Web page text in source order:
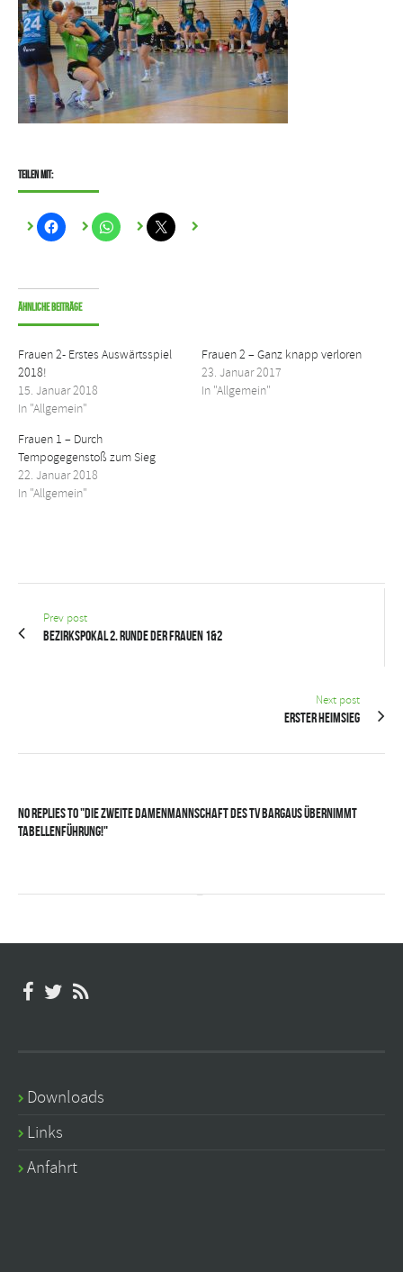
Teilen mit:
Ähnliche Beiträge
Frauen 2- Erstes Auswärtsspiel
2018!
15. Januar 2018
In "Allgemein"
Frauen 2 – Ganz knapp verloren
23. Januar 2017
In "Allgemein"
Frauen 1 – Durch
Tempogegenstoß zum Sieg
22. Januar 2018
In "Allgemein"
Prev post
Bezirkspokal 2. Runde der Frauen 1&2
Next post
Erster Heimsieg
No Replies to "Die zweite Damenmannschaft des TV Bargaus übernimmt
Tabellenführung!"
Downloads
Links
Anfahrt